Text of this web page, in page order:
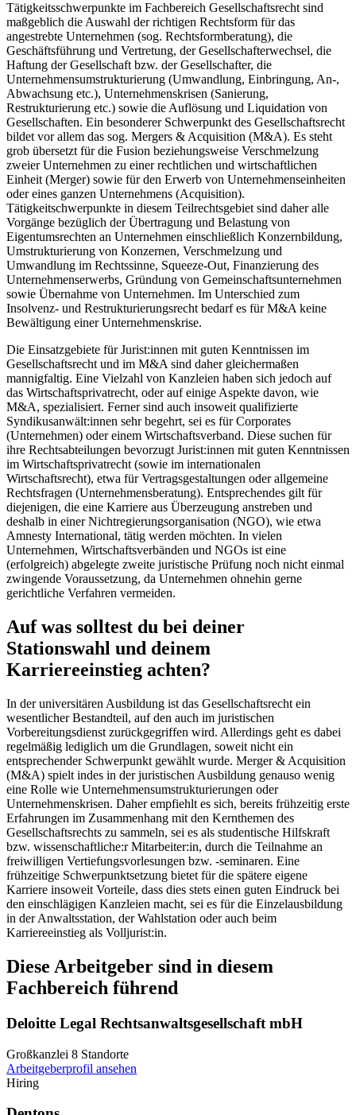
Tätigkeitsschwerpunkte im Fachbereich Gesellschaftsrecht sind
maßgeblich die Auswahl der richtigen Rechtsform für das
angestrebte Unternehmen (sog. Rechtsformberatung), die
Geschäftsführung und Vertretung, der Gesellschafterwechsel, die
Haftung der Gesellschaft bzw. der Gesellschafter, die
Unternehmensumstrukturierung (Umwandlung, Einbringung, An-,
Abwachsung etc.), Unternehmenskrisen (Sanierung,
Restrukturierung etc.) sowie die Auflösung und Liquidation von
Gesellschaften. Ein besonderer Schwerpunkt des Gesellschaftsrecht
bildet vor allem das sog. Mergers & Acquisition (M&A). Es steht
grob übersetzt für die Fusion beziehungsweise Verschmelzung
zweier Unternehmen zu einer rechtlichen und wirtschaftlichen
Einheit (Merger) sowie für den Erwerb von Unternehmenseinheiten
oder eines ganzen Unternehmens (Acquisition).
Tätigkeitschwerpunkte in diesem Teilrechtsgebiet sind daher alle
Vorgänge bezüglich der Übertragung und Belastung von
Eigentumsrechten an Unternehmen einschließlich Konzernbildung,
Umstrukturierung von Konzernen, Verschmelzung und
Umwandlung im Rechtssinne, Squeeze-Out, Finanzierung des
Unternehmenserwerbs, Gründung von Gemeinschaftsunternehmen
sowie Übernahme von Unternehmen. Im Unterschied zum
Insolvenz- und Restrukturierungsrecht bedarf es für M&A keine
Bewältigung einer Unternehmenskrise.
Die Einsatzgebiete für Jurist:innen mit guten Kenntnissen im
Gesellschaftsrecht und im M&A sind daher gleichermaßen
mannigfaltig. Eine Vielzahl von Kanzleien haben sich jedoch auf
das Wirtschaftsprivatrecht, oder auf einige Aspekte davon, wie
M&A, spezialisiert. Ferner sind auch insoweit qualifizierte
Syndikusanwält:innen sehr begehrt, sei es für Corporates
(Unternehmen) oder einem Wirtschaftsverband. Diese suchen für
ihre Rechtsabteilungen bevorzugt Jurist:innen mit guten Kenntnissen
im Wirtschaftsprivatrecht (sowie im internationalen
Wirtschaftsrecht), etwa für Vertragsgestaltungen oder allgemeine
Rechtsfragen (Unternehmensberatung). Entsprechendes gilt für
diejenigen, die eine Karriere aus Überzeugung anstreben und
deshalb in einer Nichtregierungsorganisation (NGO), wie etwa
Amnesty International, tätig werden möchten. In vielen
Unternehmen, Wirtschaftsverbänden und NGOs ist eine
(erfolgreich) abgelegte zweite juristische Prüfung noch nicht einmal
zwingende Voraussetzung, da Unternehmen ohnehin gerne
gerichtliche Verfahren vermeiden.
Auf was solltest du bei deiner
Stationswahl und deinem
Karriereeinstieg achten?
In der universitären Ausbildung ist das Gesellschaftsrecht ein
wesentlicher Bestandteil, auf den auch im juristischen
Vorbereitungsdienst zurückgegriffen wird. Allerdings geht es dabei
regelmäßig lediglich um die Grundlagen, soweit nicht ein
entsprechender Schwerpunkt gewählt wurde. Merger & Acquisition
(M&A) spielt indes in der juristischen Ausbildung genauso wenig
eine Rolle wie Unternehmensumstrukturierungen oder
Unternehmenskrisen. Daher empfiehlt es sich, bereits frühzeitig erste
Erfahrungen im Zusammenhang mit den Kernthemen des
Gesellschaftsrechts zu sammeln, sei es als studentische Hilfskraft
bzw. wissenschaftliche:r Mitarbeiter:in, durch die Teilnahme an
freiwilligen Vertiefungsvorlesungen bzw. -seminaren. Eine
frühzeitige Schwerpunktsetzung bietet für die spätere eigene
Karriere insoweit Vorteile, dass dies stets einen guten Eindruck bei
den einschlägigen Kanzleien macht, sei es für die Einzelausbildung
in der Anwaltsstation, der Wahlstation oder auch beim
Karriereeinstieg als Volljurist:in.
Diese Arbeitgeber sind in diesem
Fachbereich führend
Deloitte Legal Rechtsanwaltsgesellschaft mbH
Großkanzlei 8 Standorte
Arbeitgeberprofil ansehen
Hiring